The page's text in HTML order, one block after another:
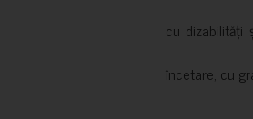
cu dizabilități
încetare, cu